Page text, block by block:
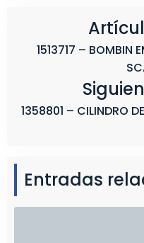
1513717 – BOMBIN
1358801 – CILINDRO
Entradas